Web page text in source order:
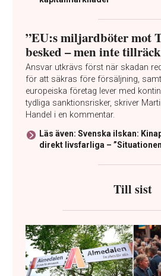
”EU:s miljardböter mot
besked – men inte
Ansvar utkrävs först när skadan
för att säkras före försäljning,
europeiska företag lever med
tydliga sanktionsrisker, skriver
Handel i en kommentar.
Läs även: Svenska ilskan:
direkt livsfarliga –
Till sist